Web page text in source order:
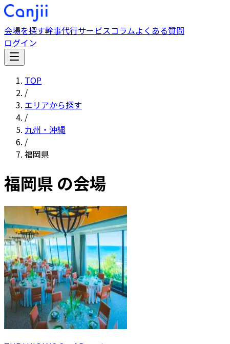
会場を探す幹事代行サービスコラムよくある質問
ログイン
TOP
/
エリアから探す
/
九州・沖縄
/
福岡県
福岡県 の会場